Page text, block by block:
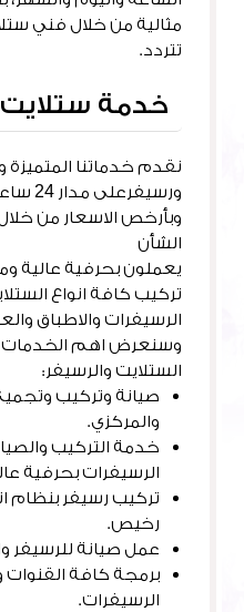
مثالية من خلال فني
تتردد.
خدمة
نقدم خدماتنا
وبأرخص الاسعار من
الشأن
يعملون بحرفية عالية
تركيب كافة انواع
الرسيفرات والاطباق
وسنعرض اهم الخدمات
الستلايت والرسيفر:
صيانة وتركيب
والمركزي.
خدمة التركيب
الرسيفرات بحرفية
تركيب رسيفر بنظام
رخيص.
عمل صيانة للرسيفر
برمجة كافة
الرسيفرات.